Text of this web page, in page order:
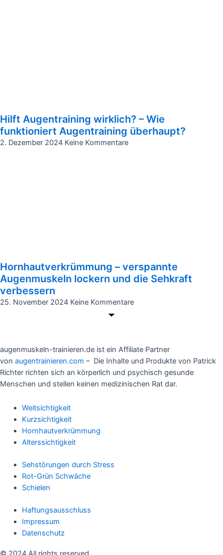
Hilft Augentraining wirklich? – Wie
funktioniert Augentraining überhaupt?
2. Dezember 2024 Keine Kommentare
Hornhautverkrümmung – verspannte
Augenmuskeln lockern und die Sehkraft
verbessern
25. November 2024 Keine Kommentare
augenmuskeln-trainieren.de ist ein Affiliate Partner
von augentrainieren.com – Die Inhalte und Produkte von Patrick
Richter richten sich an körperlich und psychisch gesunde
Menschen und stellen keinen medizinischen Rat dar.
Weitsichtigkeit
Kurzsichtigkeit
Hornhautverkrümmung
Alterssichtigkeit
Sehstörungen durch Stress
Rot-Grün Schwäche
Schielen
Haftungsausschluss
Impressum
Datenschutz